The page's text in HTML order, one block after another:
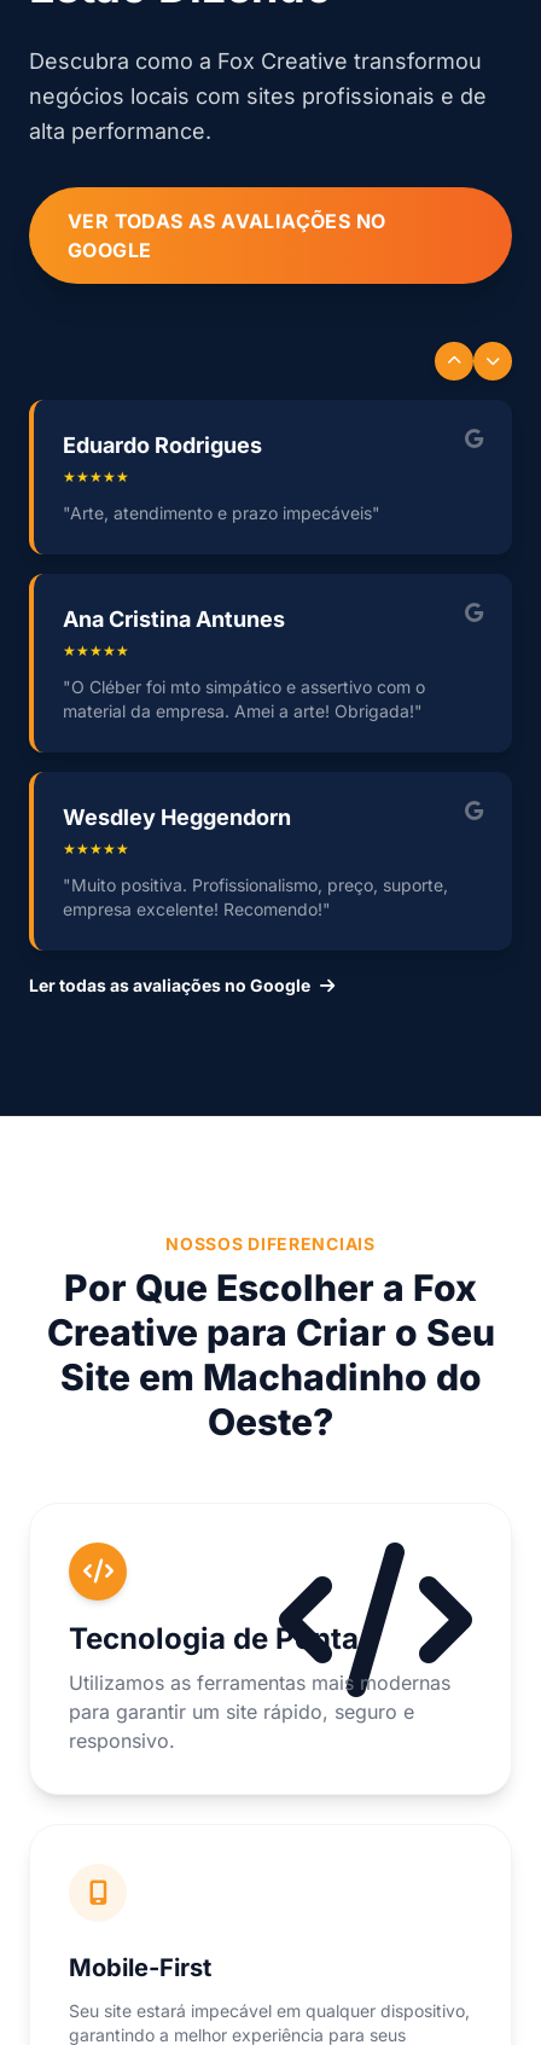
Descubra como a Fox Creative transformou
negócios locais com sites profissionais e de
alta performance.
VER TODAS AS AVALIAÇÕES NO
GOOGLE
Eduardo Rodrigues
★★★★★
"Arte, atendimento e prazo impecáveis"
Ana Cristina Antunes
★★★★★
"O Cléber foi mto simpático e assertivo com o
material da empresa. Amei a arte! Obrigada!"
Wesdley Heggendorn
★★★★★
"Muito positiva. Profissionalismo, preço, suporte,
empresa excelente! Recomendo!"
Ler todas as avaliações no Google
NOSSOS DIFERENCIAIS
Por Que Escolher a Fox
Creative para Criar o Seu
Site em Machadinho do
Oeste?
Tecnologia de Ponta
Utilizamos as ferramentas mais modernas
para garantir um site rápido, seguro e
responsivo.
Mobile-First
Seu site estará impecável em qualquer dispositivo,
garantindo a melhor experiência para seus